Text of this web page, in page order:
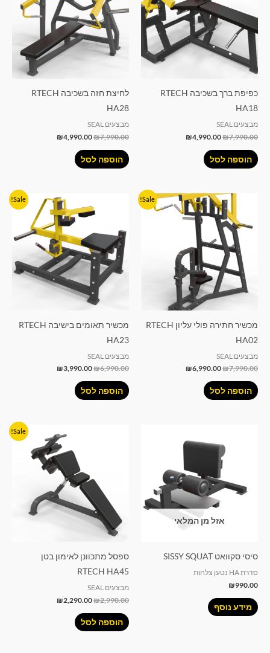
כפיפת ברך בשכיבה RTECH
HA18
מבצעים SEAL
₪7,990.00
₪4,990.00
הוספה לסל
לחיצת חזה בשכיבה RTECH
HA28
מבצעים SEAL
₪7,990.00
₪4,990.00
הוספה לסל
Sale!
מכשיר חתירה פולי עליון RTECH
HA02
מבצעים SEAL
₪7,990.00
המחיר
המקורי
היה:
₪7,990.00.
₪6,990.00
המחיר
הנוכחי
הוא:
הוספה לסל
Sale!
מכשיר תאומים בישיבה RTECH
HA23
מבצעים SEAL
₪6,990.00
המקורי
היה:
₪6,990.00.
₪3,990.00
המחיר
הנוכחי
הוא:
₪3,990.00.
הוספה לסל
אזל מן המלאי
סיסי סקוואט SISSY SQUAT
סדרת HA נטען צלחות
₪990.00
מידע נוסף
Sale!
ספסל מתכוונן לאימון בטן
RTECH HA45
מבצעים SEAL
₪2,990.00
₪2,990.00.
₪2,290.00
הנוכחי
הוא:
₪2,290.00.
הוספה לסל